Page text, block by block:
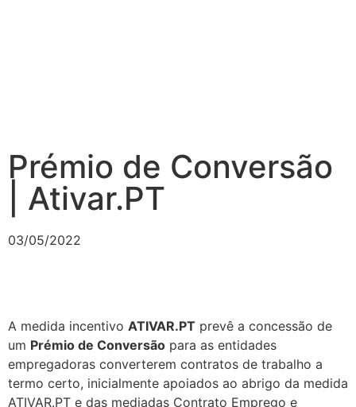
Prémio de Conversão
| Ativar.PT
03/05/2022
A medida incentivo ATIVAR.PT prevê a concessão de
um Prémio de Conversão para as entidades
empregadoras converterem contratos de trabalho a
termo certo, inicialmente apoiados ao abrigo da medida
ATIVAR.PT e das mediadas Contrato Emprego e